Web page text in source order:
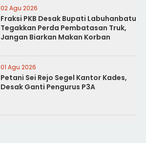
02 Agu 2026
Fraksi PKB Desak Bupati Labuhanbatu
Tegakkan Perda Pembatasan Truk,
Jangan Biarkan Makan Korban
01 Agu 2026
Petani Sei Rejo Segel Kantor Kades,
Desak Ganti Pengurus P3A